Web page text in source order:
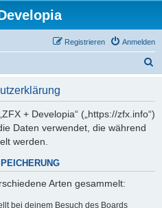
Anmelden
Registrieren
+ Developia“ („https://zfx.info“)
Daten verwendet, die während
werden.
Arten gesammelt:
bei deinem Besuch des Boards